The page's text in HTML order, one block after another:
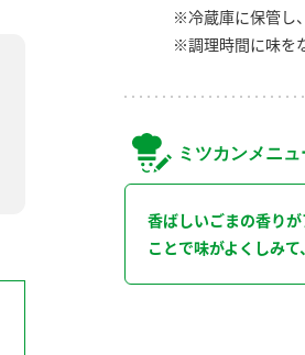
※冷蔵庫に保管し
※調理時間に味を
ミツカンメニ
香ばしいごまの香り
ことで味がよくしみて